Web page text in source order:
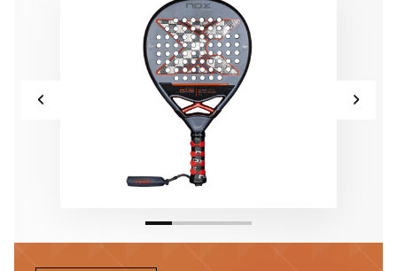
‹ ›